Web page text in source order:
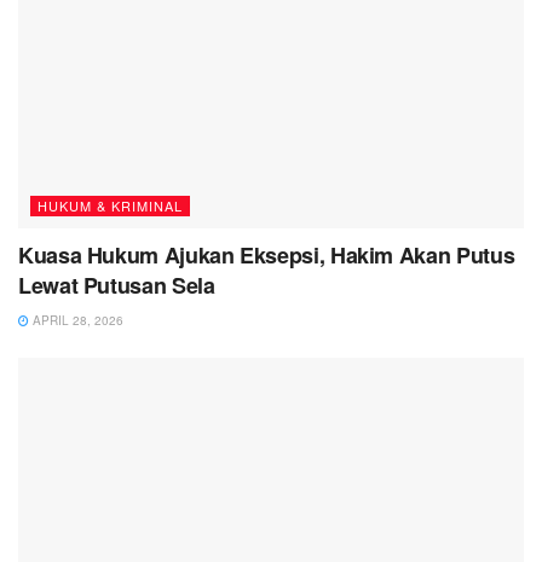
HUKUM & KRIMINAL
Kuasa Hukum Ajukan Eksepsi, Hakim Akan Putus
Lewat Putusan Sela
APRIL 28, 2026